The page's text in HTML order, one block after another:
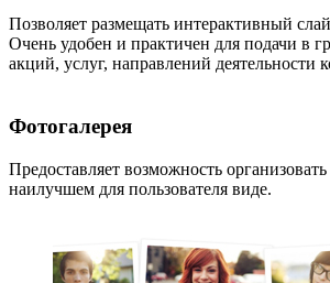
Позволяет размещать интерактивный
Очень удобен и практичен для подачи в
акций, услуг, направлений деятельности
Фотогалерея
Предоставляет возможность
наилучшем для пользователя виде.